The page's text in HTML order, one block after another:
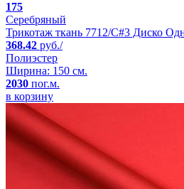
175
Серебряный
Трикотаж ткань 7712/C#3 Диско
368.42 руб./
Полиэстер
Ширина: 150 см.
2030 пог.м.
в корзину